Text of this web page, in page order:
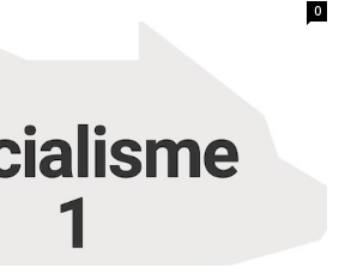
0